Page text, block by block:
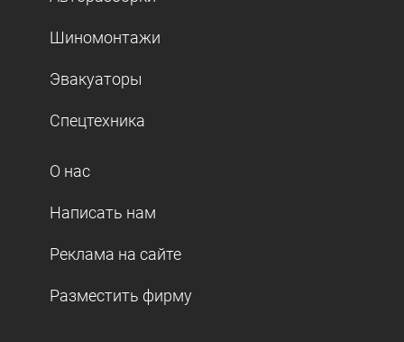
Шиномонтажи
Эвакуаторы
Спецтехника
О нас
Написать нам
Реклама на сайте
Разместить фирму